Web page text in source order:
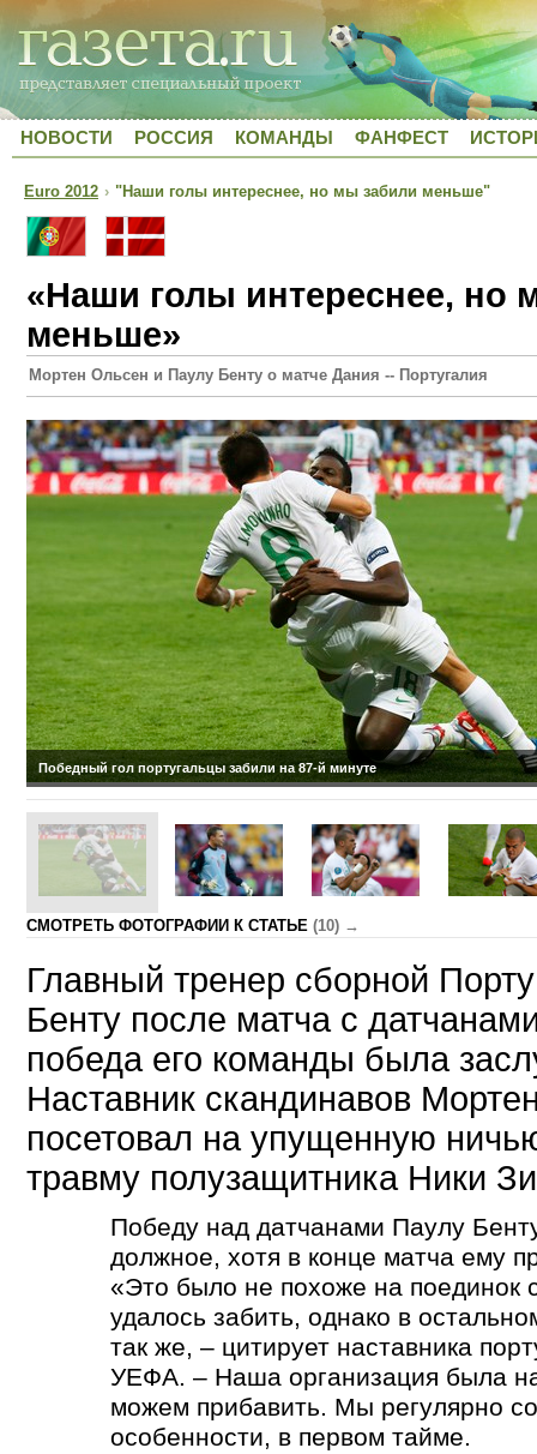
НОВОСТИ РОССИЯ КОМАНДЫ ФАНФЕСТ
Euro 2012 › "Наши голы интереснее, но мы забили меньше"
«Наши голы интереснее, но
меньше»
Мортен Ольсен и Паулу Бенту о матче Дания -- Португалия
Победный гол португальцы забили на 87-й минуте
CМОТРЕТЬ ФОТОГРАФИИ К СТАТЬЕ (10) →
Главный тренер сборной
Бенту после матча с
победа его команды была
Наставник скандинавов
посетовал на упущенную
травму полузащитника Ники
Победу над датчанами Паулу
должное, хотя в конце матча ему
«Это было не похоже на поединок
удалось забить, однако в
так же, – цитирует наставника
УЕФА. – Наша организация была
можем прибавить. Мы регулярно
особенности, в первом тайме.